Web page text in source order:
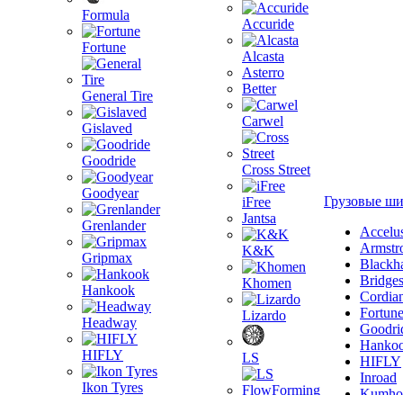
Formula
Fortune
General Tire
Gislaved
Goodride
Goodyear
Grenlander
Gripmax
Hankook
Headway
HIFLY
Ikon Tyres
Accuride
Alcasta
Asterro
Better
Carwel
Cross Street
iFree
Jantsa
K&K
Khomen
Lizardo
LS
Грузовые
Fortune
HIFLY
Inroad